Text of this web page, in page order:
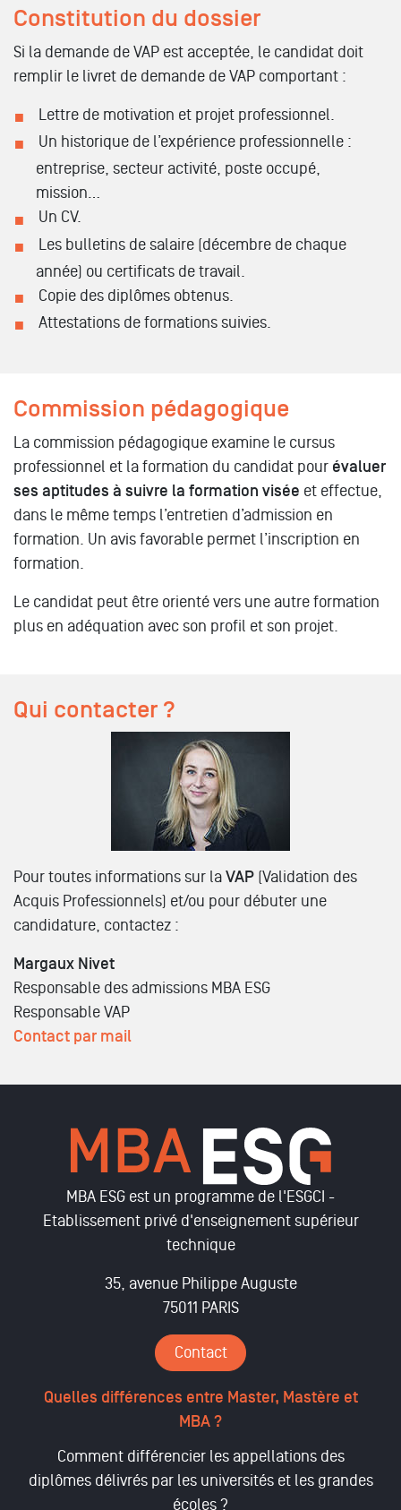
Constitution du dossier
Si la demande de VAP est acceptée, le candidat doit
remplir le livret de demande de VAP comportant :
Lettre de motivation et projet professionnel.
Un historique de l’expérience professionnelle :
entreprise, secteur activité, poste occupé,
mission…
Un CV.
Les bulletins de salaire (décembre de chaque
année) ou certificats de travail.
Copie des diplômes obtenus.
Attestations de formations suivies.
Commission pédagogique
La commission pédagogique examine le cursus
professionnel et la formation du candidat pour évaluer
ses aptitudes à suivre la formation visée et effectue,
dans le même temps l’entretien d’admission en
formation. Un avis favorable permet l’inscription en
formation.
Le candidat peut être orienté vers une autre formation
plus en adéquation avec son profil et son projet.
Qui contacter ?
Pour toutes informations sur la VAP (Validation des
Acquis Professionnels) et/ou pour débuter une
candidature, contactez :
Margaux Nivet
Responsable des admissions MBA ESG
Responsable VAP
Contact par mail
MBA ESG est un programme de l'ESGCI -
Etablissement privé d'enseignement supérieur
technique
35, avenue Philippe Auguste
75011 PARIS
Contact
Quelles différences entre Master, Mastère et
MBA ?
Comment différencier les appellations des
diplômes délivrés par les universités et les grandes
écoles ?